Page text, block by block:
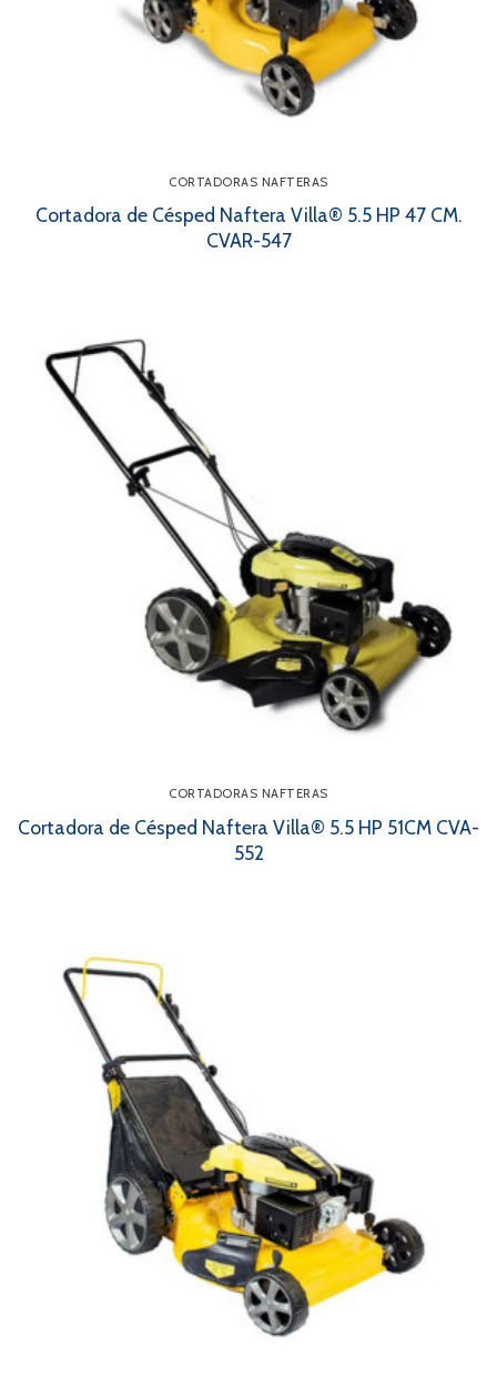
CORTADORAS NAFTERAS
Cortadora de Césped Naftera Villa® 5.5 HP 47 CM.
CVAR-547
CORTADORAS NAFTERAS
Cortadora de Césped Naftera Villa® 5.5 HP 51CM CVA-
552